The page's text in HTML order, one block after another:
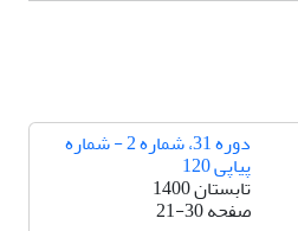
دوره 31، شماره 2 - شماره
پیاپی 120
تابستان 1400
صفحه21-30